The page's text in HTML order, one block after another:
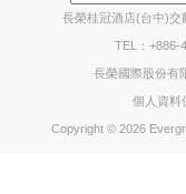
長榮桂冠酒店(台中)交
TEL：+886-
長榮國際股份有
個人資料
Copyright © 2026